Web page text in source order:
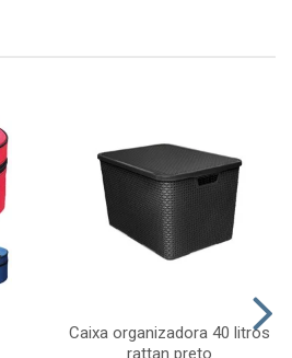
Caixa organizadora 40 litros
rattan preto